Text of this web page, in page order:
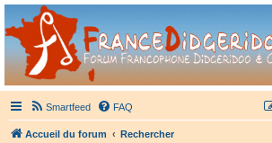
France Didgeridoo
Didgeridoo et Guimbarde sur France Didgeridoo - retrouvez
Smartfeed FAQ
Accueil du forum Rechercher